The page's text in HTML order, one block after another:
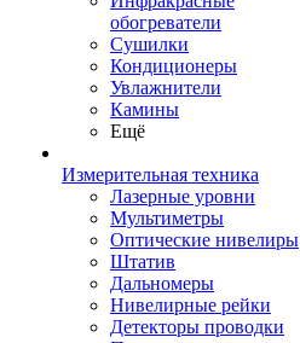
обогреватели
Сушилки
Кондиционеры
Увлажнители
Камины
Ещё
Измерительная техника
Лазерные уровни
Мультиметры
Оптические нивелиры
Штатив
Дальномеры
Нивелирные рейки
Детекторы проводки